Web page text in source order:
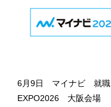
6月9日 マイナビ 就職
EXPO2026 大阪会場